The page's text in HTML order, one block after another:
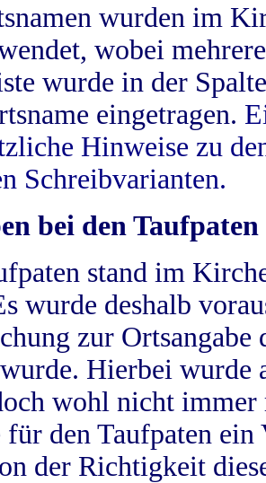
wurden im
wobei
wurde in der
eingetragen.
Hinweise zu
Schreibvarianten.
bei den Taufpaten
stand im
wurde deshalb
zur
Hierbei wurde
wohl nicht
für den Taufpaten
der Richtigkeit